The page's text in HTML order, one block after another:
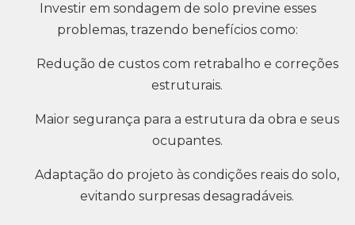
Investir em sondagem de solo previne esses
problemas, trazendo benefícios como:
Redução de custos com retrabalho e correções
estruturais.
Maior segurança para a estrutura da obra e seus
ocupantes.
Adaptação do projeto às condições reais do solo,
evitando surpresas desagradáveis.